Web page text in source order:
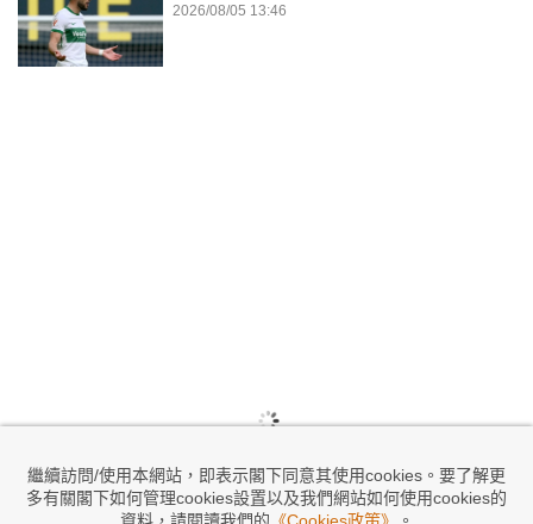
繼續訪問/使用本網站，即表示閣下同意其使用cookies。要了解更
多有關閣下如何管理cookies設置以及我們網站如何使用cookies的
2026/08/05 13:46